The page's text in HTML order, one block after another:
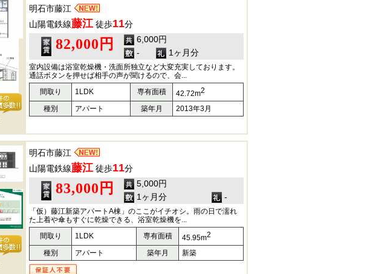
明石市藤江
山陽電鉄線藤江 徒歩11分
82,000円
6,000円
-
1ヶ月分
室内設備は浴室乾燥機・洗面所独立など大変充実しております。
通話ボタンを押せば相手の声が聞けるので、会...
間取り
1LDK 専有面積 42.72m2
種別 アパート 築年月
2013年3月
明石市藤江
山陽電鉄線藤江 徒歩11分
83,000円
5,000円
1ヶ月分
-
「仮）藤江新築アパートA棟」のここがイチオシ。雨の日で濡れ
た上着や傘もすぐに乾燥できる、浴室乾燥機を...
間取り
1LDK 専有面積 45.95m2
種別 アパート 築年月
新築